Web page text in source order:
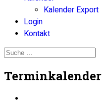
Kalender Export
Login
Kontakt
Terminkalender